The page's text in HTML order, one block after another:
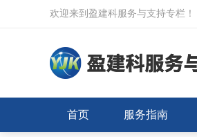
欢迎来到盈建科服务与支持专栏！
首页 服务指南